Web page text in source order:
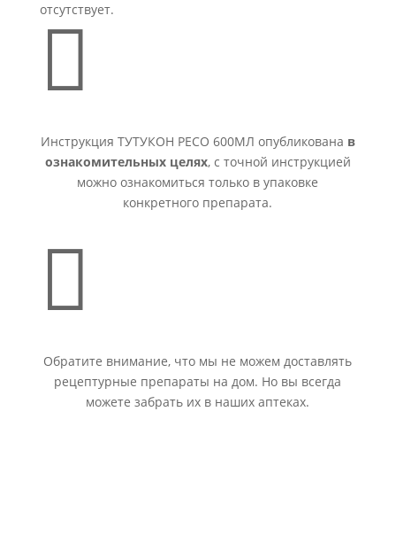
отсутствует.

Инструкция ТУТУКОН РЕСО 600МЛ опубликована в
ознакомительных целях, с точной инструкцией
можно ознакомиться только в упаковке
конкретного препарата.

Обратите внимание, что мы не можем доставлять
рецептурные препараты на дом. Но вы всегда
можете забрать их в наших аптеках.